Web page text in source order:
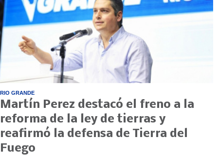
RIO GRANDE
Martín Perez destacó el freno a la
reforma de la ley de tierras y
reafirmó la defensa de Tierra del
Fuego